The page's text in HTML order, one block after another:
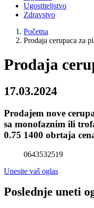
Ugostiteljstvo
Zdravstvo
Početna
Prodaja cerupaca za
Prodaja
17.03.2024
Prodajem nove
sa monofaznim ili
0.75 1400 obrtaja
0643532519
Unesite vaš oglas
Poslednje uneti